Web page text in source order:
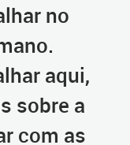
no
aqui,
sobre a
com as